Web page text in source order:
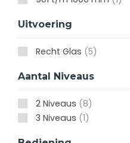
Uitvoering
Recht Glas (5)
Aantal Niveaus
2 Niveaus (8)
3 Niveaus (1)